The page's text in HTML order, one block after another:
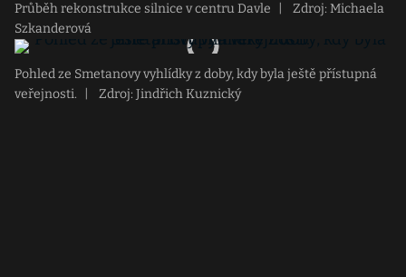
Průběh rekonstrukce silnice v centru Davle
Zdroj: Michaela
Szkanderová
Pohled ze Smetanovy vyhlídky z doby, kdy byla ještě přístupná
veřejnosti.
Zdroj: Jindřich Kuznický